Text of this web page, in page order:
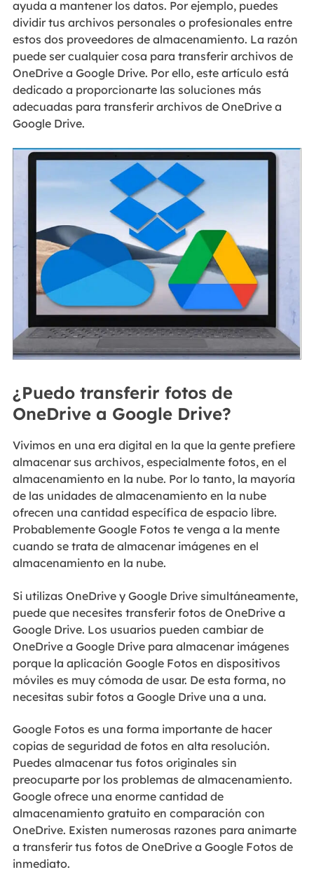
ayuda a mantener los datos. Por ejemplo, puedes
dividir tus archivos personales o profesionales entre
estos dos proveedores de almacenamiento. La razón
puede ser cualquier cosa para transferir archivos de
OneDrive a Google Drive. Por ello, este artículo está
dedicado a proporcionarte las soluciones más
adecuadas para transferir archivos de OneDrive a
Google Drive.
¿Puedo transferir fotos de
OneDrive a Google Drive?
Vivimos en una era digital en la que la gente prefiere
almacenar sus archivos, especialmente fotos, en el
almacenamiento en la nube. Por lo tanto, la mayoría
de las unidades de almacenamiento en la nube
ofrecen una cantidad específica de espacio libre.
Probablemente Google Fotos te venga a la mente
cuando se trata de almacenar imágenes en el
almacenamiento en la nube.
Si utilizas OneDrive y Google Drive simultáneamente,
puede que necesites transferir fotos de OneDrive a
Google Drive. Los usuarios pueden cambiar de
OneDrive a Google Drive para almacenar imágenes
porque la aplicación Google Fotos en dispositivos
móviles es muy cómoda de usar. De esta forma, no
necesitas subir fotos a Google Drive una a una.
Google Fotos es una forma importante de hacer
copias de seguridad de fotos en alta resolución.
Puedes almacenar tus fotos originales sin
preocuparte por los problemas de almacenamiento.
Google ofrece una enorme cantidad de
almacenamiento gratuito en comparación con
OneDrive. Existen numerosas razones para animarte
a transferir tus fotos de OneDrive a Google Fotos de
inmediato.